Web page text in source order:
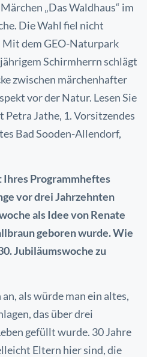
„Das Waldhaus“ im
Die Wahl fiel nicht
Mit dem GEO-Naturpark
Schirmherrn schlägt
zwischen märchenhafter
vor der Natur. Lesen Sie
Jathe, 1. Vorsitzendes
Bad Sooden-Allendorf,
Ihres Programmheftes
vor drei Jahrzehnten
als Idee von Renate
geboren wurde. Wie
Jubiläumswoche zu
als würde man ein altes,
das über drei
gefüllt wurde. 30 Jahre
Eltern hier sind, die